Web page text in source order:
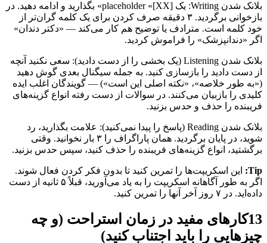
بلانک شدن Writing: یک placeholder «[XX]» بگذارید و ادامه دهید. در
بازخوانی برگردید. ۳ دقیقه صرف کردن برای یک کلمه گران‌تر از
خود کلمه است. مترادف یا توضیح هم کار می‌کند — «دکتر دندان»
اگر «دندانپزشک» را فراموش کردید.
بلانک شدن Listening (یک بخشی را از دست دادید): سعی نکنید آنچه
از دست دادید را بازسازی کنید. به جمله سیگنال بعدی گوش دهید
(«به طور خلاصه»، «نکته اصلی این است») — گویندگان اغلب ایده
کلیدی را بازبیان می‌کنند. در سوالات از دست رفته انواع گزینه‌های
فریبنده را حذف و حدس بزنید.
بلانک شدن Reading (پاسخ را پیدا نمی‌کنید): علامت بگذارید، رد
شوید، در پایان برگردید. همان پاراگراف را ۳ بار نخوانید. وقتی
برگشتید، انواع گزینه‌های فریبنده را حذف کنید، سپس حدس بزنید.
Tip:
این اسکریپت‌ها را تمرین کنید تا بدون فکر کردن فعال شوند.
اگر به طور آگاهانه اسکریپت را به یاد می‌آورید، قبلاً ۵ ثانیه از دست
داده‌اید. در ۷ روز آخر آنها را تمرین کنید.
13کارهای مفید در زمان استراحت (و چه
چیزهایی را باید اجتناب کنید)